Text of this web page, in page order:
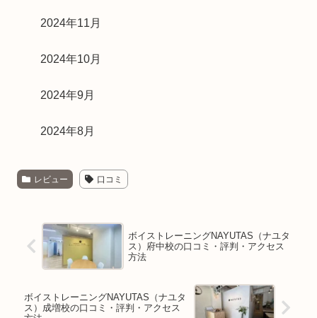
2024年11月
2024年10月
2024年9月
2024年8月
レビュー 口コミ
ボイストレーニングNAYUTAS（ナユタ
ス）府中校の口コミ・評判・アクセス
方法
ボイストレーニングNAYUTAS（ナユタ
ス）成増校の口コミ・評判・アクセス